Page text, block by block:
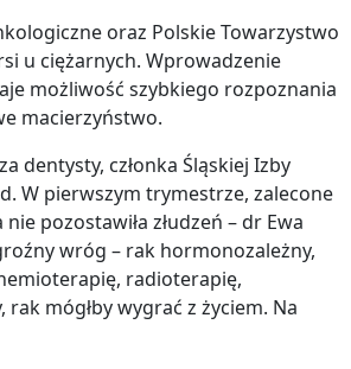
oraz Polskie Towarzystwo
u ciężarnych. Wprowadzenie
możliwość szybkiego rozpoznania
macierzyństwo.
dentysty, członka Śląskiej Izby
W pierwszym trymestrze, zalecone
pozostawiła złudzeń – dr Ewa
wróg – rak hormonozależny,
radioterapię,
mógłby wygrać z życiem. Na